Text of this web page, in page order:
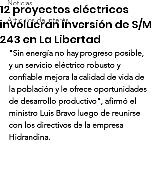
Noticias
Articulos de interés
12 proyectos eléctricos
involucran inversión de S/M
243 en La Libertad
"Sin energía no hay progreso posible,
y un servicio eléctrico robusto y
confiable mejora la calidad de vida de
la población y le ofrece oportunidades
de desarrollo productivo", afirmó el
ministro Luis Bravo luego de reunirse
con los directivos de la empresa
Hidrandina.